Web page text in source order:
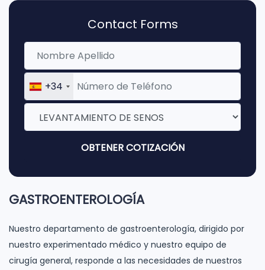
Contact Forms
+34
OBTENER COTIZACIÓN
GASTROENTEROLOGÍA
Nuestro departamento de gastroenterología, dirigido por
nuestro experimentado médico y nuestro equipo de
cirugía general, responde a las necesidades de nuestros